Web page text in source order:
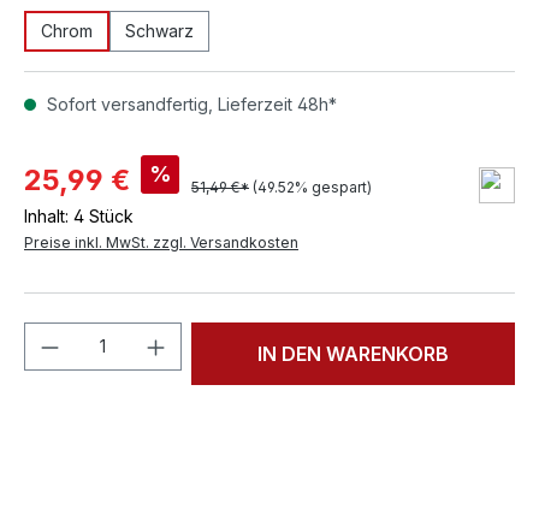
Chrom Schwarz
Sofort versandfertig, Lieferzeit 48h*
25,99 € %
51,49 €* (49.52% gespart)
Inhalt: 4 Stück
Preise inkl. MwSt. zzgl. Versandkosten
Produkt Anzahl: Gib denIN DEN WARENKORB